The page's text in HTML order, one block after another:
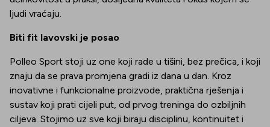
ljudi vraćaju.
Biti fit lavovski je posao
Polleo Sport stoji uz one koji rade u tišini, bez prečica, i koji
znaju da se prava promjena gradi iz dana u dan. Kroz
inovativne i funkcionalne proizvode, praktična rješenja i
sustav koji prati cijeli put, od prvog treninga do ozbiljnih
ciljeva. Stojimo uz sve koji biraju disciplinu, kontinuitet i